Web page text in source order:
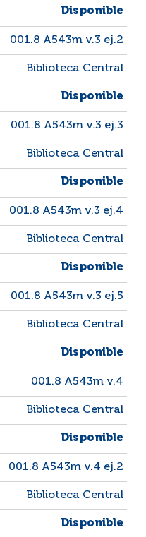
Disponible
001.8 A543m v.3 ej.2
Biblioteca Central
Disponible
001.8 A543m v.3 ej.3
Biblioteca Central
Disponible
001.8 A543m v.3 ej.4
Biblioteca Central
Disponible
001.8 A543m v.3 ej.5
Biblioteca Central
Disponible
001.8 A543m v.4
Biblioteca Central
Disponible
001.8 A543m v.4 ej.2
Biblioteca Central
Disponible